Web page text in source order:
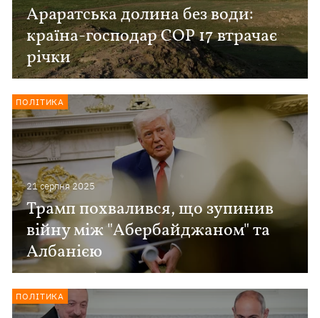
Араратська долина без води:
країна-господар COP 17 втрачає
річки
21 серпня 2025
Трамп похвалився, що зупинив
війну між "Абербайджаном" та
Албанією
ПОЛІТИКА
ПОЛІТИКА